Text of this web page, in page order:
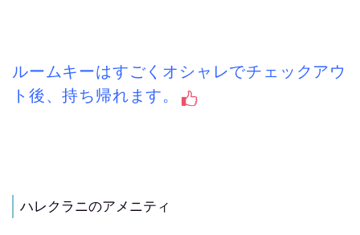
ルームキーはすごくオシャレでチェックアウ
ト後、持ち帰れます。
ハレクラニのアメニティ